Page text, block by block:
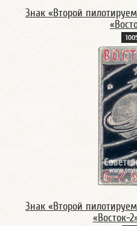
Знак «Второй
Знак «Второй
«Восток-